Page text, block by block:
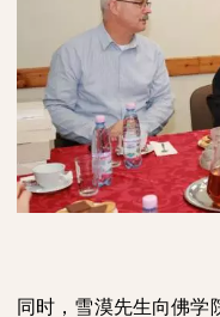
同时，雪漠先生向佛学